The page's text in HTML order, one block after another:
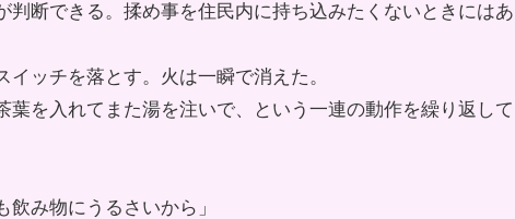
断できる。揉め事を住民内に持ち込みたくないときにはあ
ッチを落とす。火は一瞬で消えた。
を入れてまた湯を注いで、という一連の動作を繰り返して
飲み物にうるさいから」